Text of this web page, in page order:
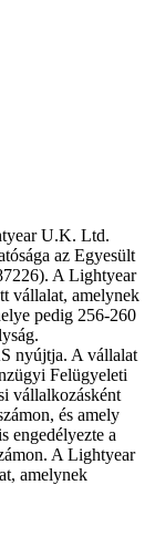
U.K. Ltd.
az Egyesült
A Lightyear
vállalat, amelynek
pedig 256-260
nyújtja. A vállalat
Felügyeleti
vállalkozásként
és amely
engedélyezte a
A Lightyear
amelynek